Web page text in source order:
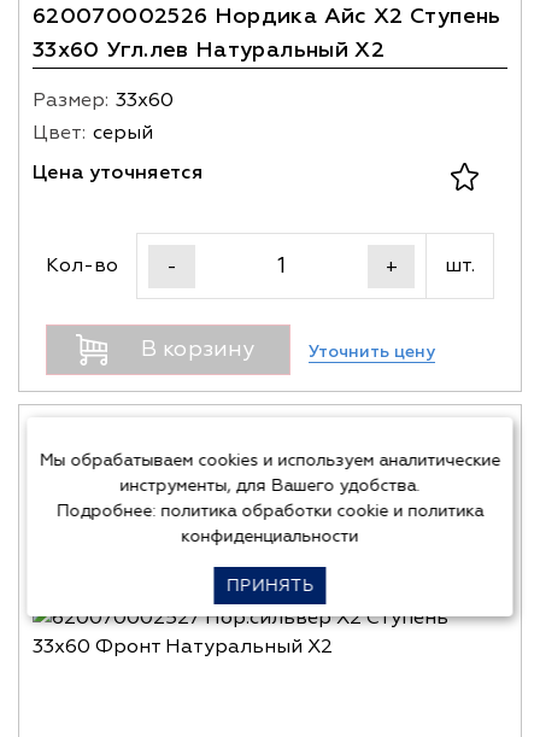
620070002526 Нордика Айс Х2 Ступень
33х60 Угл.лев Натуральный X2
Размер: 33х60
Цвет: серый
Цена уточняется
Кол-во - + шт.
В корзину Уточнить цену
Мы обрабатываем cookies и используем аналитические
инструменты, для Вашего удобства.
Подробнее: политика обработки cookieи политика
конфиденциальности
ПРИНЯТЬ